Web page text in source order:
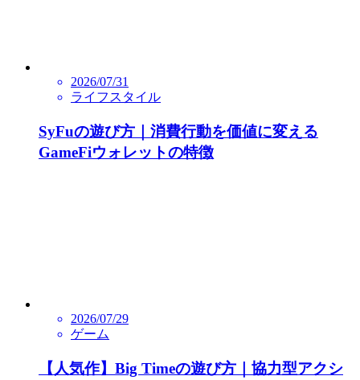
2026/07/31
ライフスタイル
SyFuの遊び方｜消費行動を価値に変える
GameFiウォレットの特徴
2026/07/29
ゲーム
【人気作】Big Timeの遊び方｜協力型アクシ